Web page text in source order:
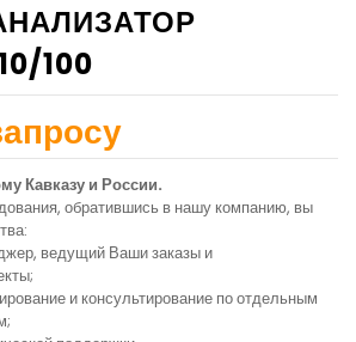
100
Кавказу и России.
обратившись в нашу компанию, вы
ведущий Ваши заказы и
и консультирование по отдельным